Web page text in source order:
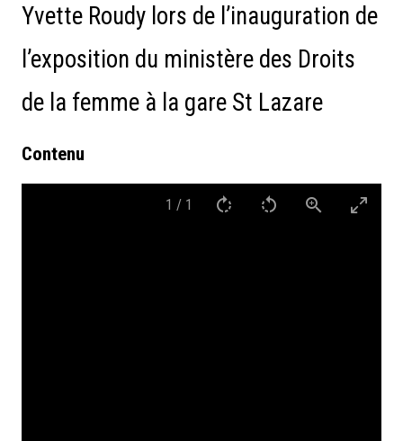
Yvette Roudy lors de l’inauguration de
l’exposition du ministère des Droits
de la femme à la gare St Lazare
Contenu
1 / 1